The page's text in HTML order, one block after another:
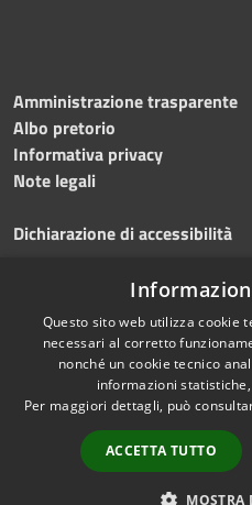
Amministrazione trasparente
Albo pretorio
Informativa privacy
Note legali
Dichiarazione di accessibilità
Obiettivi accessibilità 2026
Accessibilità
Questo sito web utilizza cookie
necessari al corretto
nonché un cookie tecnico
informazioni
Per maggiori dettagli, può
ACCETTA TUTTO
MOSTRA